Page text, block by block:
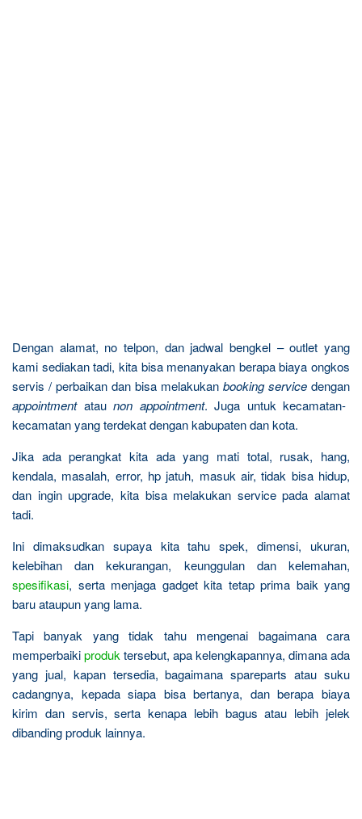
Dengan alamat, no telpon, dan jadwal bengkel – outlet yang
kami sediakan tadi, kita bisa menanyakan berapa biaya ongkos
servis / perbaikan dan bisa melakukan booking service dengan
appointmentataunon appointment. Juga untuk kecamatan-
kecamatan yang terdekat dengan kabupaten dan kota.
Jika ada perangkat kita ada yang mati total, rusak, hang,
kendala, masalah, error, hp jatuh, masuk air, tidak bisa hidup,
dan ingin upgrade, kita bisa melakukan service pada alamat
tadi.
Ini dimaksudkan supaya kita tahu spek, dimensi, ukuran,
kelebihan dan kekurangan, keunggulan dan kelemahan,
spesifikasi, serta menjaga gadget kita tetap prima baik yang
baru ataupun yang lama.
Tapi banyak yang tidak tahu mengenai bagaimana cara
memperbaikiproduktersebut, apa kelengkapannya, dimana ada
yang jual, kapan tersedia, bagaimana spareparts atau suku
cadangnya, kepada siapa bisa bertanya, dan berapa biaya
kirim dan servis, serta kenapa lebih bagus atau lebih jelek
dibanding produk lainnya.